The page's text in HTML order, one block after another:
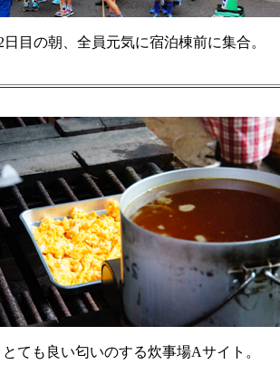
日目の朝、全員元気に宿泊棟前に集合。
とても良い匂いのする炊事場Aサイト。